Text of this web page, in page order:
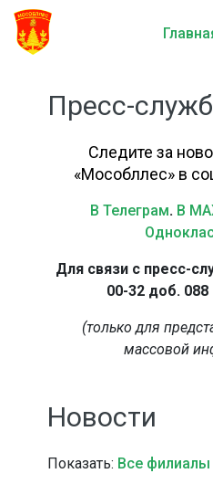
Пресс-
Следите за
«Мособллес» в
В Телеграм. В
Для связи с пресс-
00-32 доб.
(только для
массовой
Новости
Показать: Все филиалы